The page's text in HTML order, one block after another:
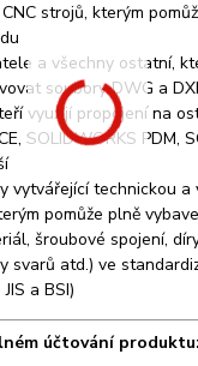
strojů, kterým
a všechny ostatní,
soubory DWG a
využijí propojení na
SOLIDWORKS PDM,
vytvářející technickou a
pomůže plně
šroubové spojení,
svarů atd.) ve
a BSI)
účtování produktu: